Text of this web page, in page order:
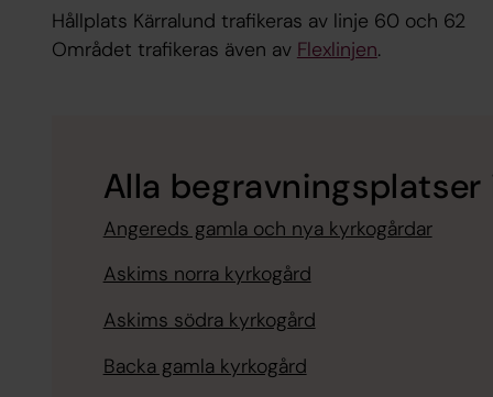
Hållplats Kärralund trafikeras av linje 60 och 62
Området trafikeras även av Flexlinjen.
Alla begravningsplatser
Angereds gamla och nya kyrkogårdar
Askims norra kyrkogård
Askims södra kyrkogård
Backa gamla kyrkogård